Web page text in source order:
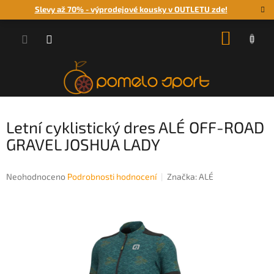
Slevy až 70% - výprodejové kousky v OUTLETU zde!
Letní cyklistický dres ALÉ OFF-ROAD
GRAVEL JOSHUA LADY
Průměrné
Neohodnoceno Podrobnosti hodnocení Značka:ALÉ